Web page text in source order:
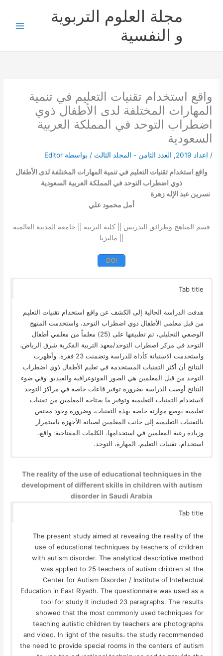
مجلة العلوم التربوية
و النفسية
واقع استخدام تقنيات التعليم في تنمية
المهارات المختلفة لدى الأطفال ذوي
اضطراب التوحد في المملكة العربية
السعودية
/ اعداد 2019 , العدد الثامن - المجلد الثالث / بواسطة Editor
واقع استخدام تقنيات التعليم في تنمية المهارات المختلفة لدى الأطفال
ذوي اضطراب التوحد في المملكة العربية السعودية
نسرين عبد الإله زهرة
أمل محمود علي
قسم المناهج وطرائق التدريس || كلية التربية || جامعة المدينة العالمية
|| ماليزيا
DOI
Tab title
هدفت الدراسة الحالية إلى الكشف عن واقع استخدام تقنيات التعليم
من قبل معلمي الأطفال ذوي اضطراب التوحد، واستخدمت المنهج
الوصفي التحليلي، تم تطبيقها على (25) معلماً من معلمي أطفال
التوحد في مركز اضطراب التوحد/معهد التربية الفكرية شرق الرياض،
واستخدمت الاستبانة كأداة للدراسة وتضمنت 23 فقرة. وأظهرت
النتائج أن أكثر التقنيات المستخدمة في تعليم الأطفال ذوي اضطراب
التوحد من قبل المعلمين هي الصور الفوتوغرافية والفيديو. وفي ضوء
النتائج أوصت الدراسة بضرورة توفير قاعات خاصة في مراكز التوحد
لاستخدام التقنيات التعليمية وتوفير ما يحتاجه المعلمين من تقنيات
تعليمية بوضع موازنة خاصة بهذه التقنيات، وضرورة وجود مختص
بالتقنيات التعليمية إلى جانب المعلمين لصيانة الأجهزة باستمرار
وزيادة رغبة المعلمين في استخدامها. الكلمات المفتاحية: واقع،
استخدام، تقنيات التعليم، المهارة، التوحد.
The reality of the use of educational techniques in the
development of different skills in children with autism
disorder in Saudi Arabia
Tab title
The present study aimed at revealing the reality of the
use of educational techniques by teachers of children
with autism disorder. The analytical descriptive method
was applied to 25 teachers of autism children at the
Center for Autism Disorder / Institute of Intellectual
Education in East Riyadh. The questionnaire was used as a
tool for study It included 23 paragraphs. The results
showed that the most commonly used techniques for
teaching autistic children by teachers are photographs
and video. In light of the results، the study recommended
the need to provide special rooms in the centers of autism